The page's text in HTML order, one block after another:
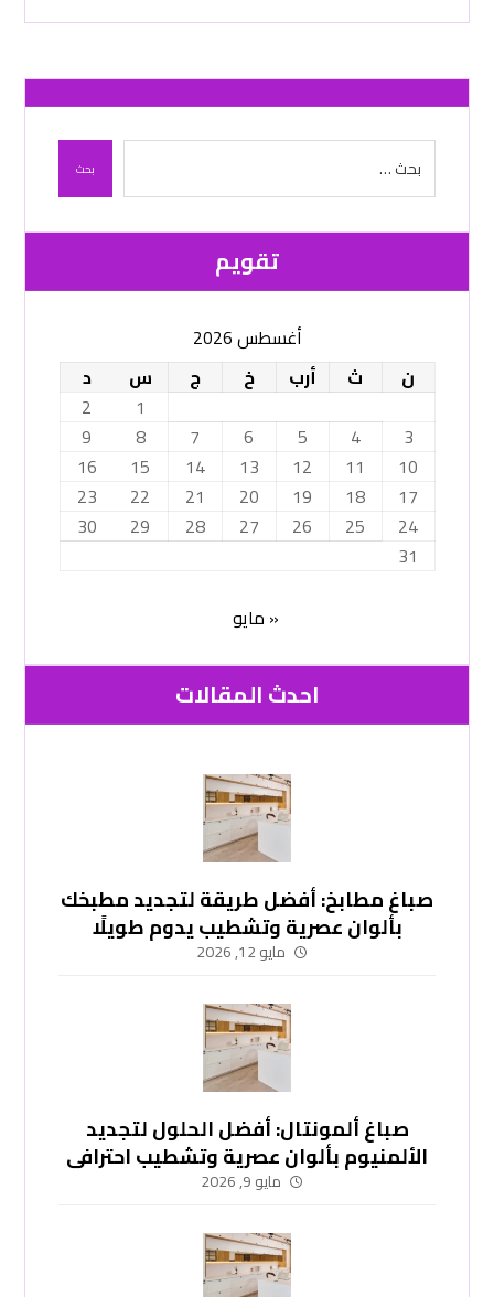
بحث
تقویم
أغسطس 2026
ن
ث أرب خ ج س
د
1
2
3
4
5
6
7
8
9
10
11
12
13
14
15
16
17
18
19
20
21
22
23
24
25
26
27
28
29
30
31
« مايو
احدث المقالات
صباغ مطابخ: أفضل طريقة لتجديد مطبخك
بألوان عصرية وتشطيب يدوم طويلًا
-51748296 مايو 12, 2026
صباغ ألمونتال: أفضل الحلول لتجديد
الألمنيوم بألوان عصرية وتشطيب احترافي
-51748296 مايو 9, 2026